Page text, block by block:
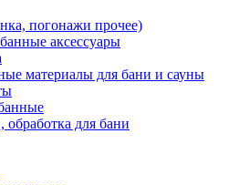
погонажи прочее)
аксессуары
материалы для бани и сауны
для бани